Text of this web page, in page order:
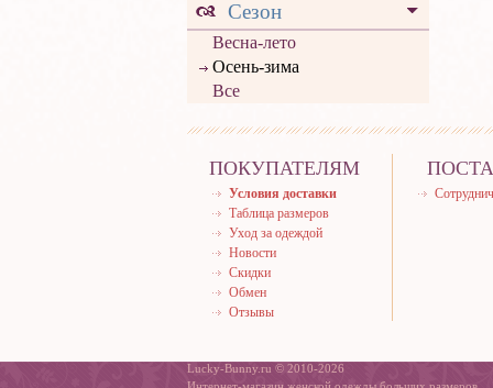
Сезон
Весна-лето
Осень-зима
Все
ПОКУПАТЕЛЯМ
Условия доставки
Таблица размеров
Уход за одеждой
Новости
Скидки
Обмен
Отзывы
Lucky-Bunny.ru © 2010-2026